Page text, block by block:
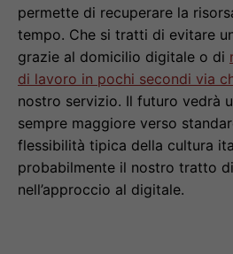
permette di recuperare la
tempo. Che si tratti di evitare
grazie al domicilio digitale o di
di lavoro in pochi secondi via
nostro servizio. Il futuro vedrà
sempre maggiore verso
flessibilità tipica della cultura
probabilmente il nostro tratto
nell’approccio al digitale.